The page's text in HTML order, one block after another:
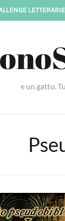
LETTERARIE
e un gatto.